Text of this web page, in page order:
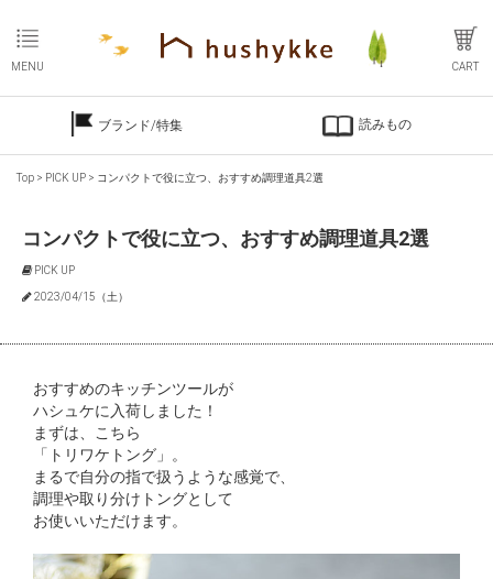
MENU CART
ブランド/特集 読みもの
Top > PICK UP > コンパクトで役に立つ、おすすめ調理道具2選
コンパクトで役に立つ、おすすめ調理道具2選
PICK UP
2023/04/15（土）
おすすめのキッチンツールが
ハシュケに入荷しました！
まずは、こちら
「トリワケトング」。
まるで自分の指で扱うような感覚で、
調理や取り分けトングとして
お使いいただけます。